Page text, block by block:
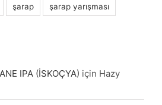
şarap şarap yarışması
IPA (İSKOÇYA) için Hazy